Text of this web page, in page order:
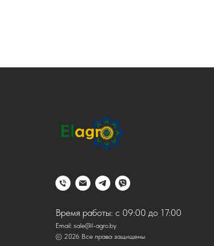
Время работы: с 09:00 до 17:00
Email: sale@l-agro.by
© 2026 Все права защищены